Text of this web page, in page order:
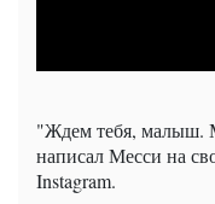
"Ждем тебя, малыш.
написал Месси на
Instagram.